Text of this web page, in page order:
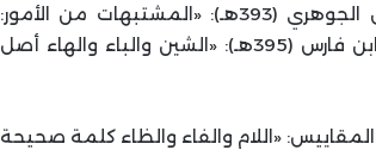
ويرِد التشابه على معنيين، هما: التماثل، والتلابس، يقول الجوهري (393هـ): «المشتبهات من الأمور:
. وكذلك ورَد عند ابن فارس (395هـ): «الشين والباء والهاء أصل
«اللام والفاء والظاء كلمة صحيحة